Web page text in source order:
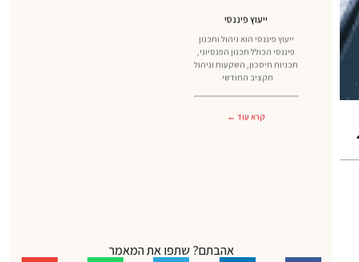
ייעוץ פיננסי
ייעוץ פיננסי הוא ניהול ותכנון
פיננסי הכולל תכנון הפנסיוני,
תכניות חיסכון, השקעות וניהול
תקציב החודשי.
קרא עוד ←
אהבתם? שתפו את המאמר